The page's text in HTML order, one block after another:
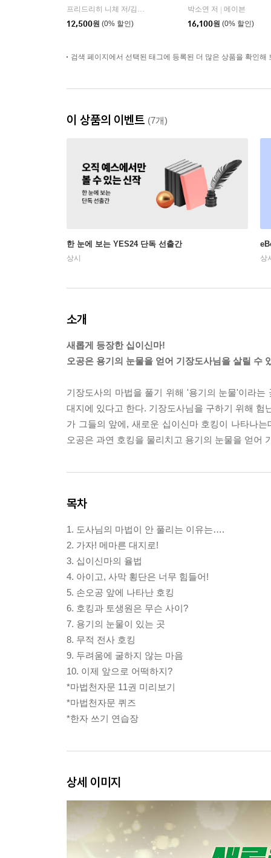
프리드리히 니체 저/김철 편역
12,500원 (0% 할인)
박소연 저
메이븐
16,100원 (0% 할인)
검색 페이지에서 선택된 태그에 등록된 더 많은 상품을 확인해
이 상품의 이벤트 (7개)
한 눈에 보는 YES24 단독 선출간
상시 상
소개
새롭게 등장한 십이신마!
오공은 용기의 눈물을 얻어 기장도사님을 살릴 수
기장도사의 마법을 풀기 위해 '용기의 눈물'이라
대지에 있다고 한다. 기장도사님을 구하기 위해
가 그들의 앞에, 새로운 십이신마 호킹이 나타나
오공은 과연 호킹을 물리치고 용기의 눈물을 얻어
목차
1. 도사님의 마법이 안 풀리는 이유는….
2. 가자! 메마른 대지로!
3. 십이신마의 율법
4. 아이고, 사막 횡단은 너무 힘들어!
5. 손오공 앞에 나타난 호킹
6. 호킹과 토생원은 무슨 사이?
7. 용기의 눈물이 있는 곳
8. 무적 전사 호킹
9. 두려움에 굴하지 않는 마음
10. 이제 앞으로 어떡하지?
*마법천자문 11권 미리보기
*마법천자문 퀴즈
*한자 쓰기 연습장
상세 이미지